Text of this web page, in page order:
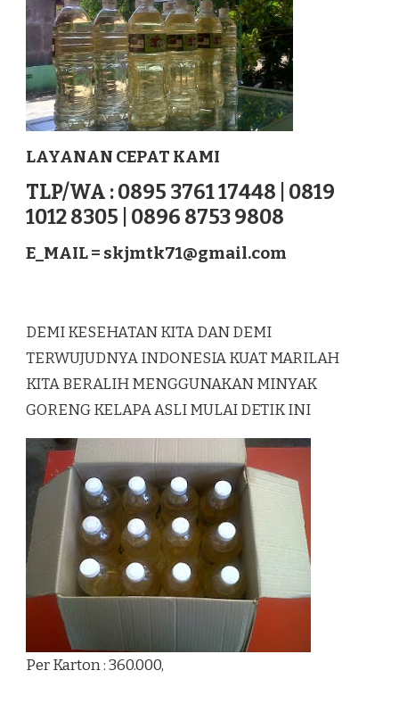
LAYANAN CEPAT KAMI
TLP/WA : 0895 3761 17448 | 0819
1012 8305 | 0896 8753 9808
E_MAIL = skjmtk71@gmail.com
DEMI KESEHATAN KITA DAN DEMI
TERWUJUDNYA INDONESIA KUAT MARILAH
KITA BERALIH MENGGUNAKAN MINYAK
GORENG KELAPA ASLI MULAI DETIK INI
Per Karton : 360.000,